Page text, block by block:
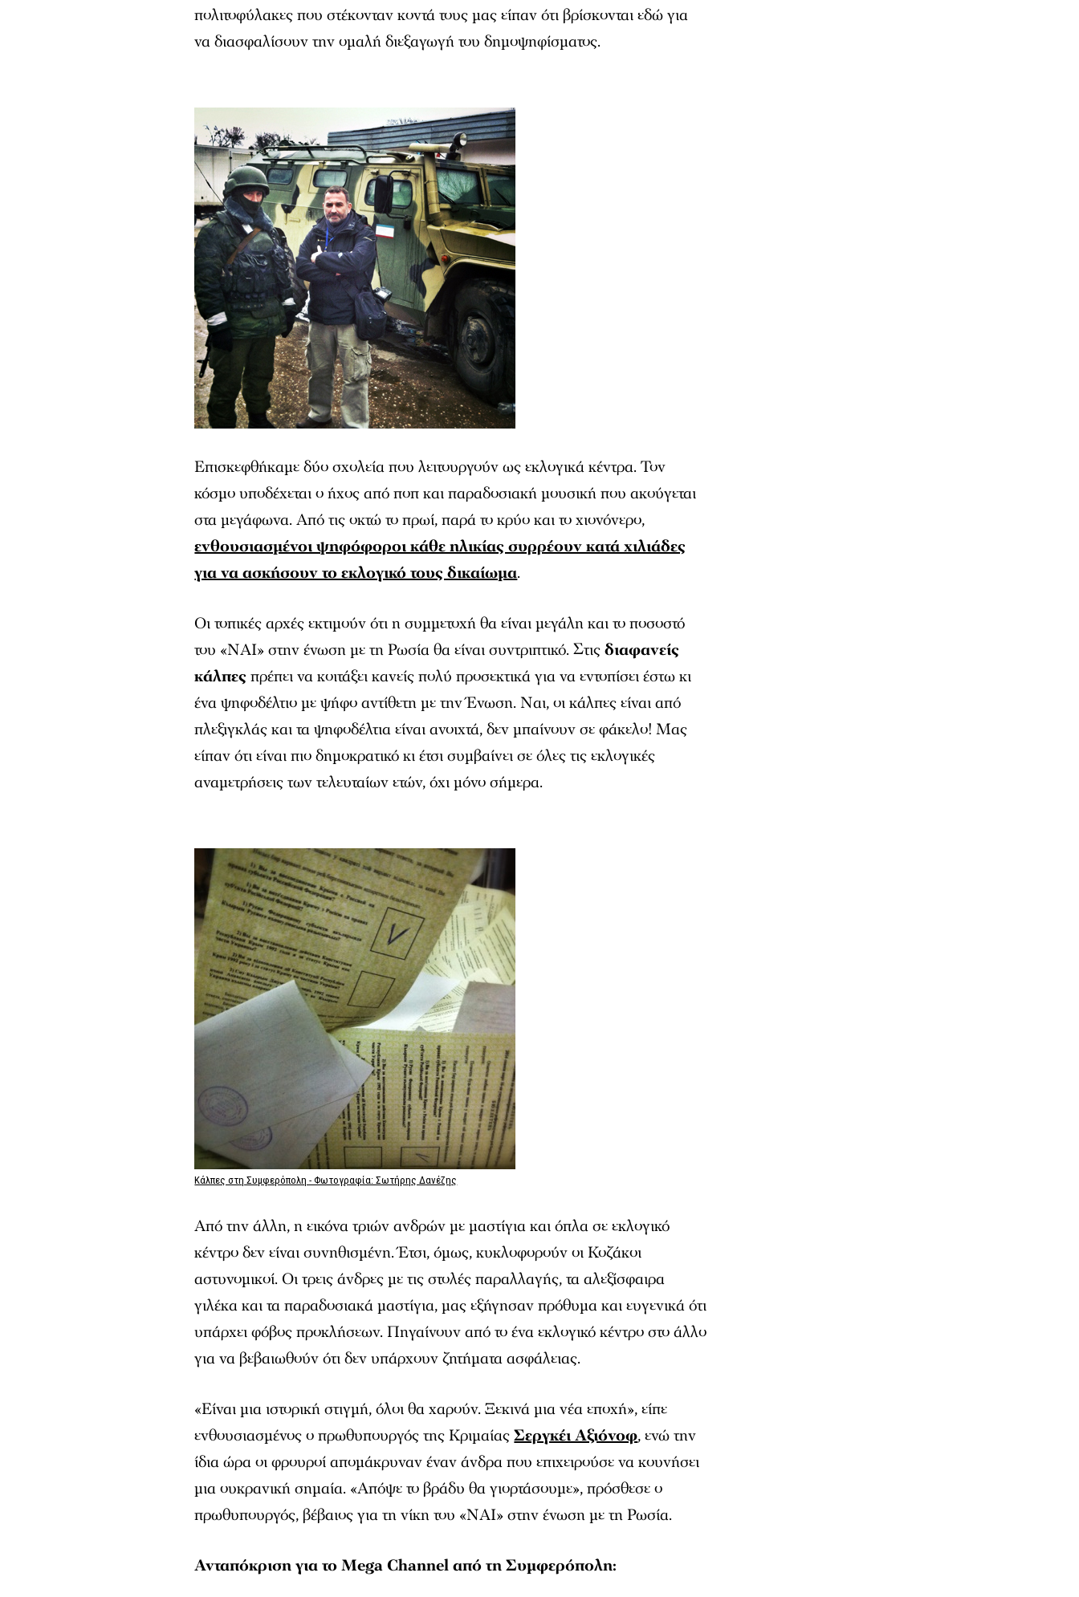
πολιτοφύλακες που στέκονταν κοντά τους μας είπαν ότι βρίσκονται εδώ για
να διασφαλίσουν την ομαλή διεξαγωγή του δημοψηφίσματος.
Επισκεφθήκαμε δύο σχολεία που λειτουργούν ως εκλογικά κέντρα. Τον
κόσμο υποδέχεται ο ήχος από ποπ και παραδοσιακή μουσική που ακούγεται
στα μεγάφωνα. Από τις οκτώ το πρωί, παρά το κρύο και το χιονόνερο,
ενθουσιασμένοι ψηφόφοροι κάθε ηλικίας συρρέουν κατά χιλιάδες
για να ασκήσουν το εκλογικό τους δικαίωμα.
Οι τοπικές αρχές εκτιμούν ότι η συμμετοχή θα είναι μεγάλη και το ποσοστό
του «ΝΑΙ» στην ένωση με τη Ρωσία θα είναι συντριπτικό. Στιςδιαφανείς
κάλπες πρέπει να κοιτάξει κανείς πολύ προσεκτικά για να εντοπίσει έστω κι
ένα ψηφοδέλτιο με ψήφο αντίθετη με την Ένωση. Ναι, οι κάλπες είναι από
πλεξιγκλάς και τα ψηφοδέλτια είναι ανοιχτά, δεν μπαίνουν σε φάκελο! Μας
είπαν ότι είναι πιο δημοκρατικό κι έτσι συμβαίνει σε όλες τις εκλογικές
αναμετρήσεις των τελευταίων ετών, όχι μόνο σήμερα.
Κάλπες στη Συμφερόπολη - Φωτογραφία: Σωτήρης Δανέζης
Από την άλλη, η εικόνα τριών ανδρών με μαστίγια και όπλα σε εκλογικό
κέντρο δεν είναι συνηθισμένη. Έτσι, όμως, κυκλοφορούν οι Κοζάκοι
αστυνομικοί. Οι τρεις άνδρες με τις στολές παραλλαγής, τα αλεξίσφαιρα
γιλέκα και τα παραδοσιακά μαστίγια, μας εξήγησαν πρόθυμα και ευγενικά ότι
υπάρχει φόβος προκλήσεων. Πηγαίνουν από το ένα εκλογικό κέντρο στο άλλο
για να βεβαιωθούν ότι δεν υπάρχουν ζητήματα ασφάλειας.
«Είναι μια ιστορική στιγμή, όλοι θα χαρούν. Ξεκινά μια νέα εποχή», είπε
ενθουσιασμένος ο πρωθυπουργός της ΚριμαίαςΣεργκέι Αξιόνοφ, ενώ την
ίδια ώρα οι φρουροί απομάκρυναν έναν άνδρα που επιχειρούσε να κουνήσει
μια ουκρανική σημαία. «Απόψε το βράδυ θα γιορτάσουμε», πρόσθεσε ο
πρωθυπουργός, βέβαιος για τη νίκη του «ΝΑΙ» στην ένωση με τη Ρωσία.
Ανταπόκριση για το Mega Channel από τη Συμφερόπολη: